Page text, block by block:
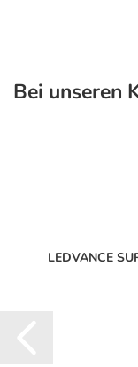
Bei unseren
LEDVANCE